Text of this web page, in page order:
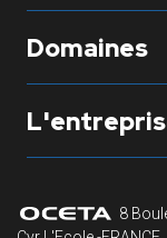
Domaines
8